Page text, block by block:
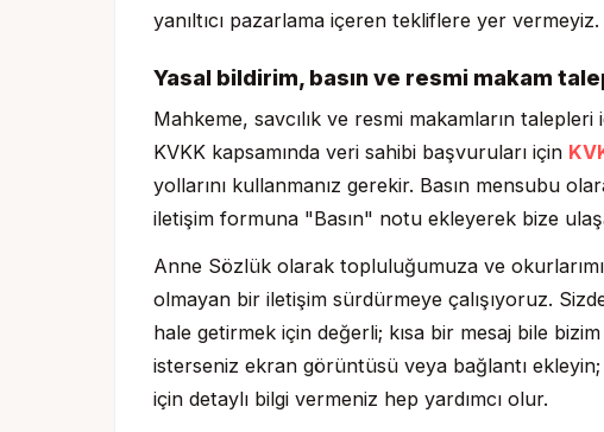
yanıltıcı pazarlama içeren tekliflere yer vermeyiz.
Yasal bildirim, basın ve resmi makam
Mahkeme, savcılık ve resmi makamların talepleri
KVKK kapsamında veri sahibi başvuruları için
yollarını kullanmanız gerekir. Basın mensubu
iletişim formuna "Basın" notu ekleyerek bize
Anne Sözlük olarak topluluğumuza ve
olmayan bir iletişim sürdürmeye çalışıyoruz.
hale getirmek için değerli; kısa bir mesaj bile
isterseniz ekran görüntüsü veya bağlantı
için detaylı bilgi vermeniz hep yardımcı olur.